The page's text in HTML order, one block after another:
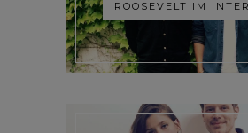
ROOSEVELT IM